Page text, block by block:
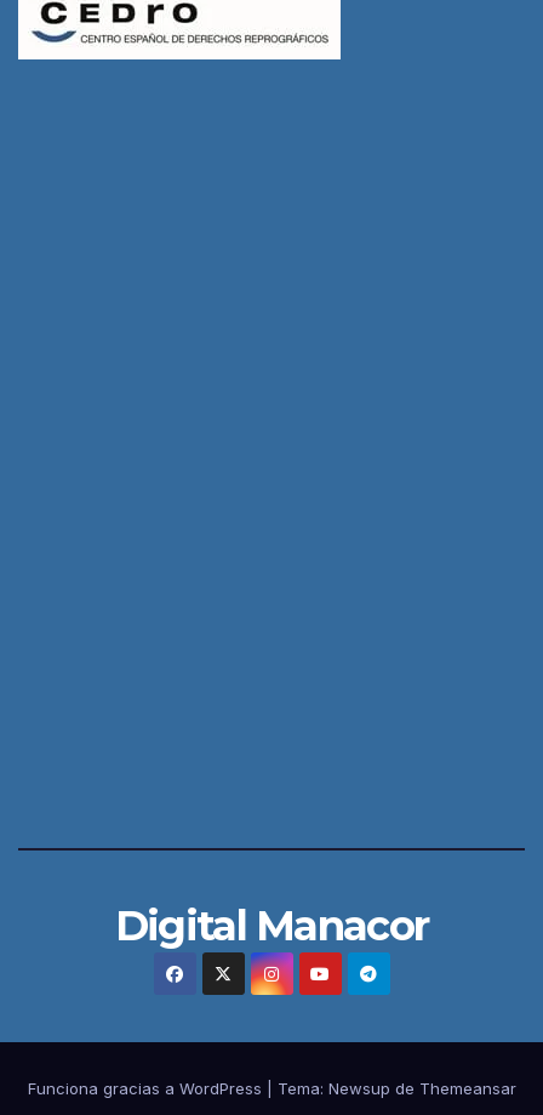
Digital Manacor
Funciona gracias a WordPress Tema: Newsup de Themeansar